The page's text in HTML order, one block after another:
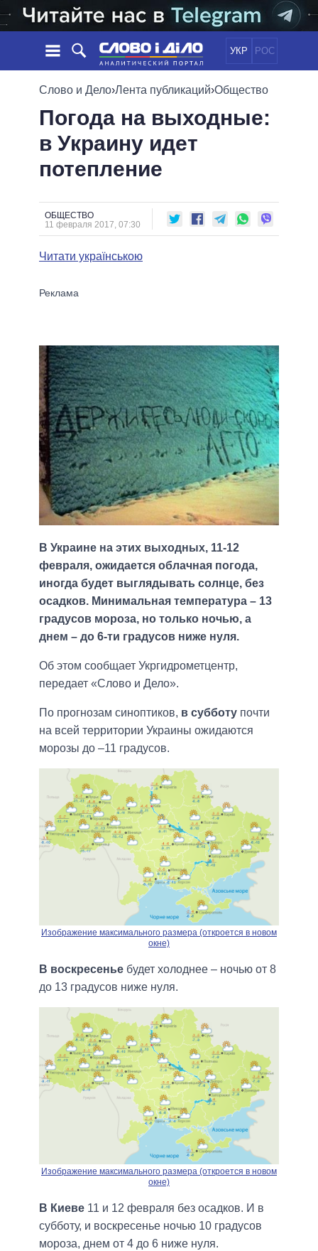
УКР РОС
НОВОСТИ
ЛЕНТА
СОБЫТИЯ
СТАТЬИ
ОБЗОРЫ
ДАЙДЖЕСТЫ
ПОЛИТИКА
ЭКОНОМИКА
ОБЕЩАНИЯ
ПОЛИТИКИ
ПРЕЗИДЕНТ И ОФИС
ВЕРХОВНАЯ РАДА
ВИДЕО
Слово и Дело›Лента публикаций›Общество
Погода на выходные:
в Украину идет
потепление
ОБЩЕСТВО
11 февраля 2017, 07:30
Читати українською
В Украине на этих выходных, 11-12
февраля, ожидается облачная погода,
иногда будет выглядывать солнце, без
осадков. Минимальная температура – 13
градусов мороза, но только ночью, а
днем – до 6-ти градусов ниже нуля.
Об этом сообщает Укргидрометцентр,
передает «Слово и Дело».
По прогнозам синоптиков, в субботу почти
на всей территории Украины ожидаются
морозы до –11 градусов.
Изображение максимального размера (откроется в новом
окне)
В воскресенье будет холоднее – ночью от 8
до 13 градусов ниже нуля.
Изображение максимального размера (откроется в новом
окне)
В Киеве 11 и 12 февраля без осадков. И в
субботу, и воскресенье ночью 10 градусов
мороза, днем от 4 до 6 ниже нуля.